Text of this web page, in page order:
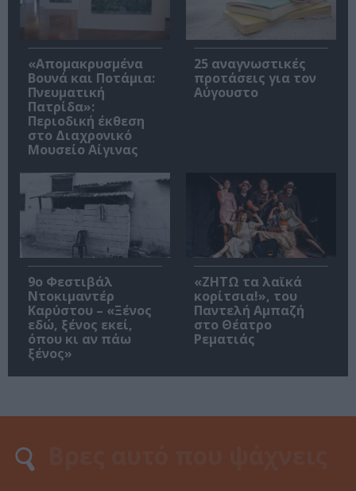
«Απομακρυσμένα
Βουνά και Ποτάμια:
Πνευματική
Πατρίδα»:
Περιοδική έκθεση
στο Διαχρονικό
Μουσείο Αίγινας
25 αναγνωστικές
προτάσεις για τον
Αύγουστο
9ο Φεστιβάλ
Ντοκιμαντέρ
Καρύστου – «Ξένος
εδώ, ξένος εκεί,
όπου κι αν πάω
ξένος»
«ΖΗΤΩ τα λαϊκά
κορίτσια!», του
Παντελή Αμπαζή
στο Θέατρο
Ρεματιάς